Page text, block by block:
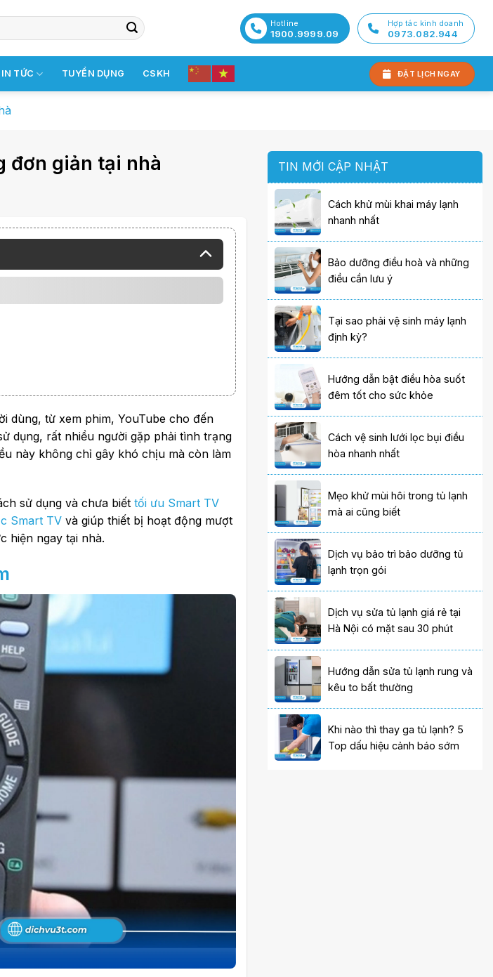
Hotline
1900.9999.09
Hợp tác kinh doanh
0973.082.944
TỨC TUYỂN DỤNG CSKH ĐẶT LỊCH NGAY
đơn giản tại nhà
dùng, từ xem phim, YouTube cho đến
dụng, rất nhiều người gặp phải tình trạng
này không chỉ gây khó chịu mà còn làm
sử dụng và chưa biết tối ưu Smart TV
Smart TV và giúp thiết bị hoạt động mượt
hiện ngay tại nhà.
TIN MỚI CẬP NHẬT
Cách khử mùi khai máy lạnh
nhanh nhất
Bảo dưỡng điều hoà và những
điều cần lưu ý
Tại sao phải vệ sinh máy lạnh
định kỳ?
Hướng dẫn bật điều hòa suốt
đêm tốt cho sức khỏe
Cách vệ sinh lưới lọc bụi điều
hòa nhanh nhất
Mẹo khử mùi hôi trong tủ lạnh
mà ai cũng biết
Dịch vụ bảo trì bảo dưỡng tủ
lạnh trọn gói
Dịch vụ sửa tủ lạnh giá rẻ tại
Hà Nội có mặt sau 30 phút
Hướng dẫn sửa tủ lạnh rung và
kêu to bất thường
Khi nào thì thay ga tủ lạnh? 5
Top dấu hiệu cảnh báo sớm